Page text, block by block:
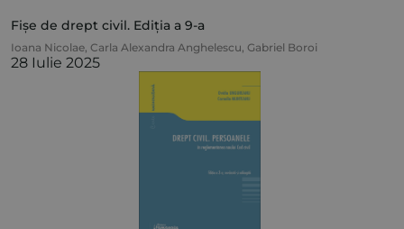
Fișe de drept civil. Ediția a 9-a
Ioana Nicolae, Carla Alexandra Anghelescu, Gabriel Boroi
28 Iulie 2025